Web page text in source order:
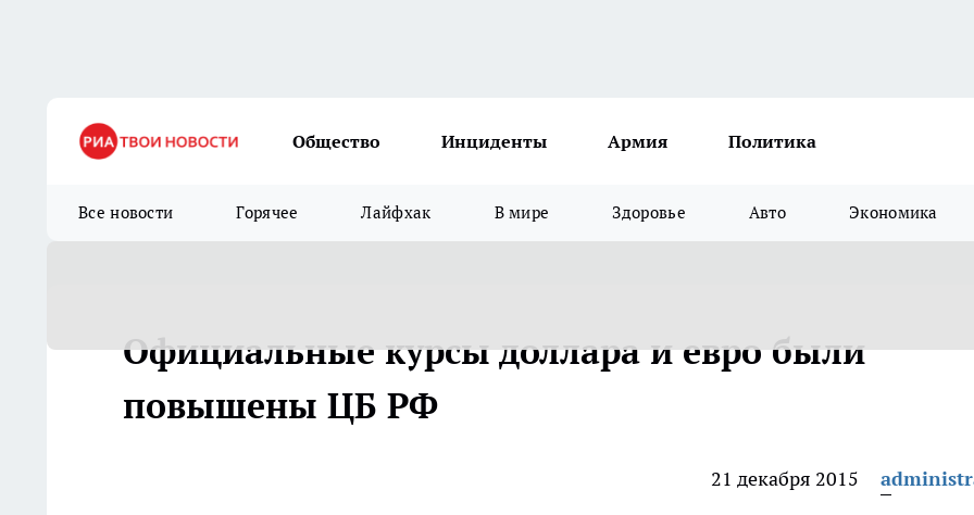
Общество Инциденты Армия Политика
Все новости Горячее Лайфхак В мире Здоровье Авто Экономика
Официальные курсы доллара и евро были
повышены ЦБ РФ
21 декабря 2015